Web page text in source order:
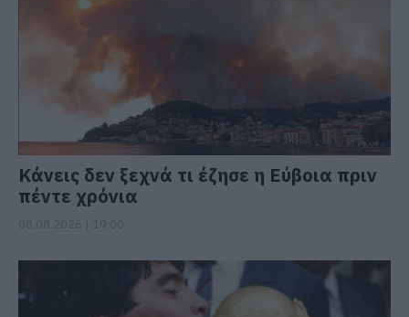
Κάνεις δεν ξεχνά τι έζησε η Εύβοια πριν
πέντε χρόνια